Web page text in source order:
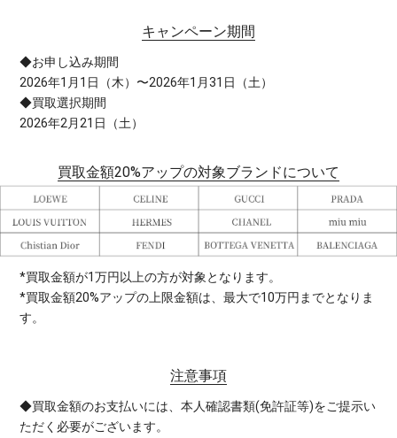
キャンペーン期間
◆お申し込み期間
2026年1月1日（木）〜2026年1月31日（土）
◆買取選択期間
2026年2月21日（土）
買取金額20%アップの対象ブランドについて
*買取金額が1万円以上の方が対象となります。
*買取金額20%アップの上限金額は、最大で10万円までとなりま
す。
注意事項
◆買取金額のお支払いには、本人確認書類(免許証等)をご提示い
ただく必要がございます。